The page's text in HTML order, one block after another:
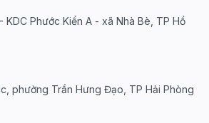
KDC Phước Kiển A - xã Nhà Bè, TP Hồ
phường Trần Hưng Đạo, TP Hải Phòng